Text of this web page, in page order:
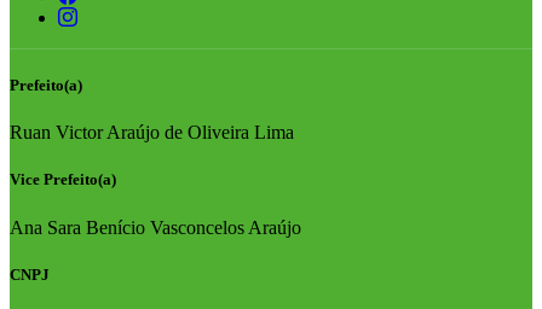
Prefeito(a)
Ruan Victor Araújo de Oliveira Lima
Vice Prefeito(a)
Ana Sara Benício Vasconcelos Araújo
CNPJ